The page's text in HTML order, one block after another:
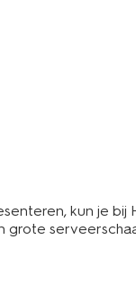
kun je bij
grote